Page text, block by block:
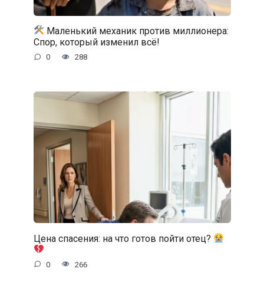
Маленький механик против миллионера:
Спор, который изменил всё!
0 288
Цена спасения: на что готов пойти отец?
0 266